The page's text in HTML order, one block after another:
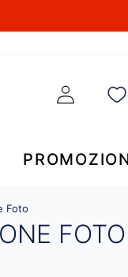
Foto
FOTO